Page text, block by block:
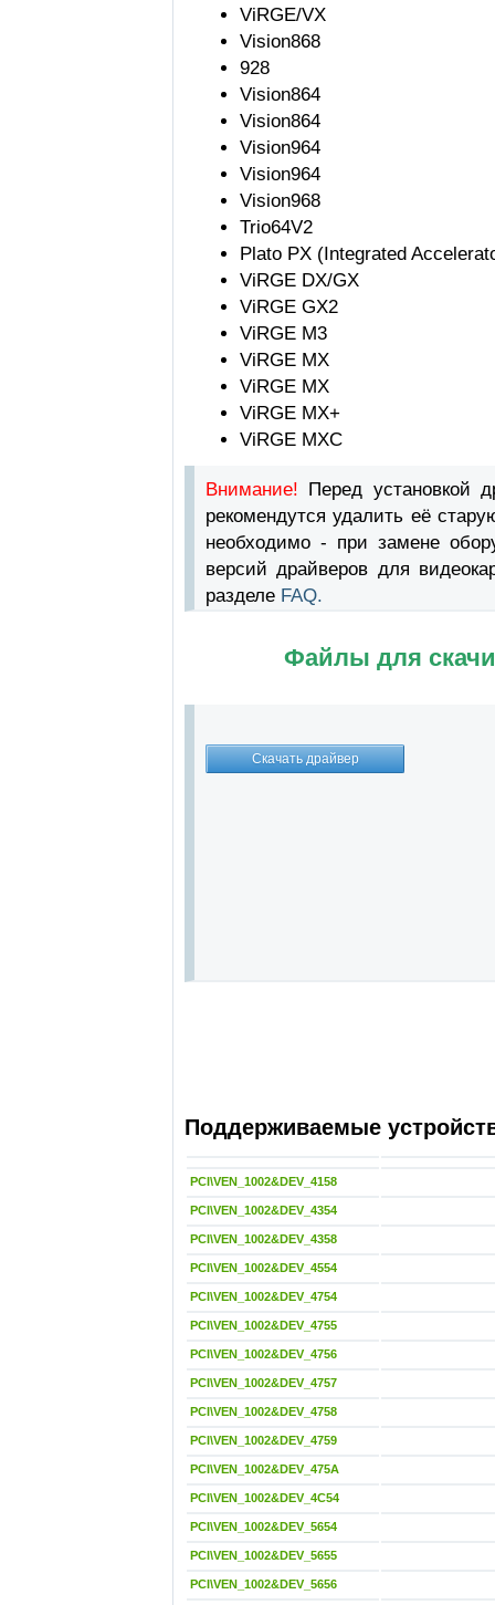
ViRGE/VX
Vision868
928
Vision864
Vision864
Vision964
Vision964
Vision968
Trio64V2
Plato PX (Integrated
ViRGE DX/GX
ViRGE GX2
ViRGE M3
ViRGE MX
ViRGE MX
ViRGE MX+
ViRGE MXC
Внимание! Перед установкой
рекомендутся удалить её
необходимо - при замене
версий драйверов для
разделе FAQ.
Файлы для
Поддерживаемые
PCI\VEN_1002&DEV_4158
PCI\VEN_1002&DEV_4354
PCI\VEN_1002&DEV_4358
PCI\VEN_1002&DEV_4554
PCI\VEN_1002&DEV_4754
PCI\VEN_1002&DEV_4755
PCI\VEN_1002&DEV_4756
PCI\VEN_1002&DEV_4757
PCI\VEN_1002&DEV_4758
PCI\VEN_1002&DEV_4759
PCI\VEN_1002&DEV_475A
PCI\VEN_1002&DEV_4C54
PCI\VEN_1002&DEV_5654
PCI\VEN_1002&DEV_5655
PCI\VEN_1002&DEV_5656